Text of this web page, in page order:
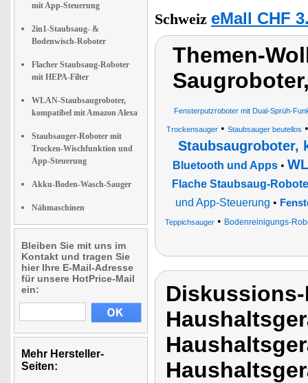
mit App-Steuerung
2in1-Staubsaug- &
Bodenwisch-Roboter
Flacher Staubsaug-Roboter
mit HEPA-Filter
WLAN-Staubsaugroboter,
kompatibel mit Amazon Alexa
Staubsauger-Roboter mit
Trocken-Wischfunktion und
App-Steuerung
Akku-Boden-Wasch-Sauger
Nähmaschinen
Bleiben Sie mit uns im
Kontakt und tragen Sie
hier Ihre E-Mail-Adresse
für unsere HotPrice-Mail
ein:
Mehr Hersteller-
Seiten:
Schweiz eMall CHF
Themen-
Fensterputzroboter mit Dual-Sprüh-
Trockensauger • Staubsauger beutellos
Staubsaugroboter,
Bluetooth und Apps •
Flache Staubsaug-
und App-Steuerung •
Teppichsauger • Bodenreinigungs-